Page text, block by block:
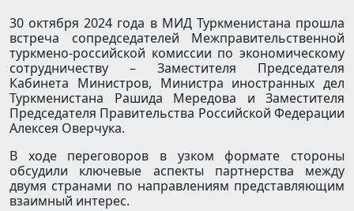
30 октября 2024 года в МИД Туркменистана прошла
встреча сопредседателей Межправительственной
туркмено-российской комиссии по экономическому
сотрудничеству – Заместителя Председателя
Кабинета Министров, Министра иностранных дел
Туркменистана Рашида Мередова и Заместителя
Председателя Правительства Российской Федерации
Алексея Оверчука.
В ходе переговоров в узком формате стороны
обсудили ключевые аспекты партнерства между
двумя странами по направлениям представляющим
взаимный интерес.